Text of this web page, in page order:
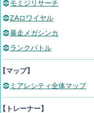
モミジリサーチ
ZAロワイヤル
暴走メガシンカ
ランクバトル
マップ】
ミアレシティ全体マップ
トレーナー】